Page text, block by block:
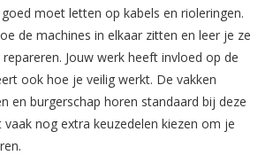
moet letten op kabels en rioleringen.
de machines in elkaar zitten en leer je ze
Jouw werk heeft invloed op de
ook hoe je veilig werkt. De vakken
en burgerschap horen standaard bij deze
nog extra keuzedelen kiezen om je